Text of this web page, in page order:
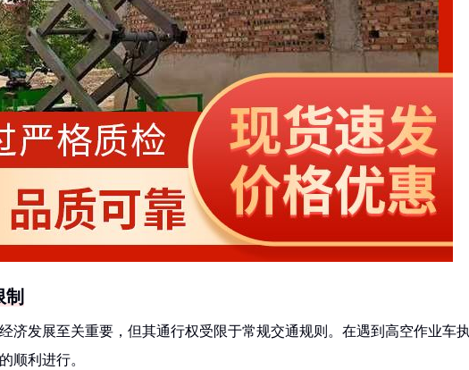
济发展至关重要，但其通行权受限于常规交通规则。在遇到高空作业车执
顺利进行。